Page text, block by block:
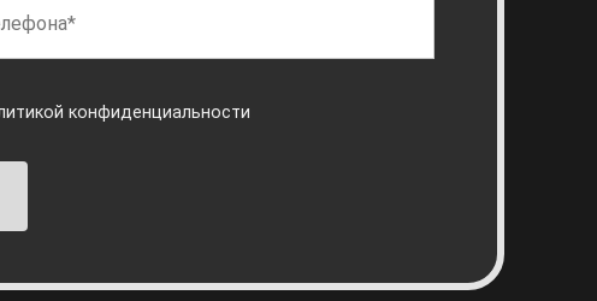
конфиденциальности